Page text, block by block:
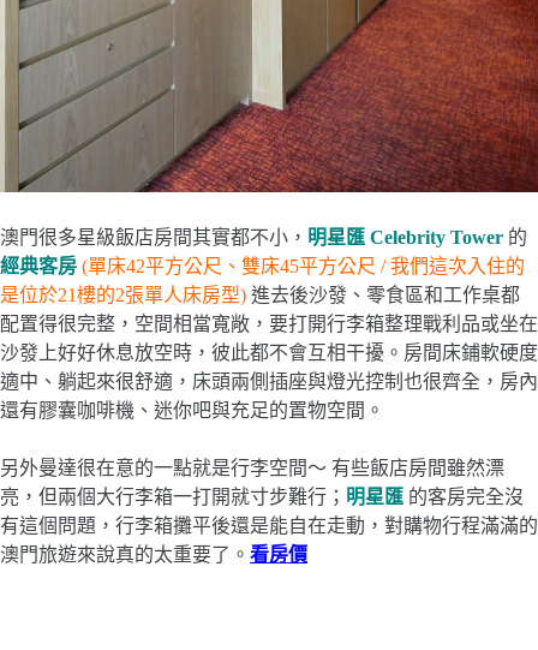
澳門很多星級飯店房間其實都不小， 明星匯 Celebrity Tower 的
經典客房 (單床42平方公尺、雙床45平方公尺 / 我們這次入住的
是位於21樓的2張單人床房型) 進去後沙發、零食區和工作桌都
配置得很完整，空間相當寬敞，要打開行李箱整理戰利品或坐在
沙發上好好休息放空時，彼此都不會互相干擾。房間床鋪軟硬度
適中、躺起來很舒適，床頭兩側插座與燈光控制也很齊全，房內
還有膠囊咖啡機、迷你吧與充足的置物空間。
另外曼達很在意的一點就是行李空間～ 有些飯店房間雖然漂
亮，但兩個大行李箱一打開就寸步難行； 明星匯 的客房完全沒
有這個問題，行李箱攤平後還是能自在走動，對購物行程滿滿的
澳門旅遊來說真的太重要了。 看房價